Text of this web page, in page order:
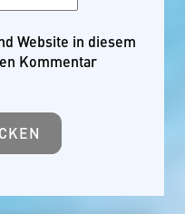
Website in diesem
Kommentar